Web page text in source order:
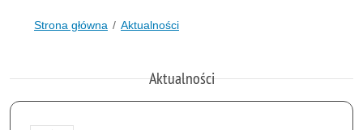
Strona główna Aktualności
Aktualności